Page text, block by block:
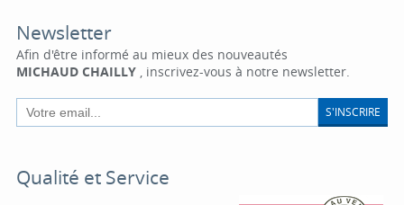
Newsletter
Afin d'être informé au mieux des nouveautés
MICHAUD CHAILLY, inscrivez-vous à notre newsletter.
S'INSCRIRE
Qualité et Service